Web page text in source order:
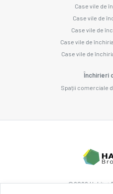
Case vile de
Case vile de
Case vile de
Case vile de
Case vile de
Închirieri
Spații comerciale
©2026Habitat